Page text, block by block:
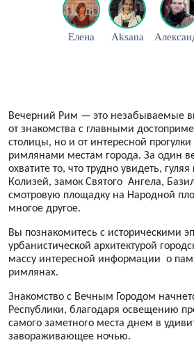
Вечерний Рим — это незабываемые
от знакомства с главными
столицы, но и от интересной
римлянами местам города. За один
охватите то, что трудно увидеть,
Колизей, замок Святого Ангела,
смотровую площадку на Народной
многое другое.
Вы познакомитесь с историческими
урбанистической архитектурой
массу интересной информации о
римлянах.
Знакомство с Вечным Городом
Республики, благодаря освещению
самого заметного места днем в
завораживающее ночью.
Елена Aksana